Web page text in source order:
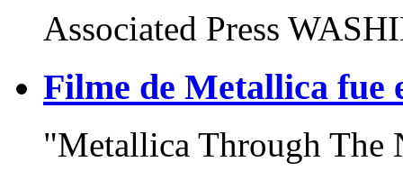
Associated Press
Filme de Metallica fue
"Metallica Through The